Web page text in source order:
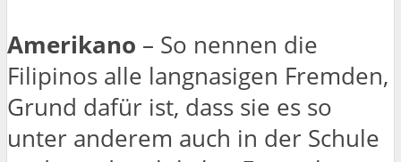
Amerikano – So nennen die
Filipinos alle langnasigen Fremden,
Grund dafür ist, dass sie es so
unter anderem auch in der Schule